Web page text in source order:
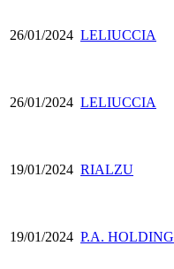
26/01/2024 LELIUCCIA
26/01/2024 LELIUCCIA
19/01/2024 RIALZU
19/01/2024 P.A. HOLDING